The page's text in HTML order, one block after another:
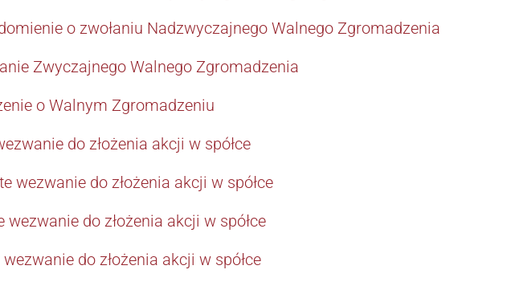
o zwołaniu Nadzwyczajnego Walnego Zgromadzenia
Zwyczajnego Walnego Zgromadzenia
o Walnym Zgromadzeniu
do złożenia akcji w spółce
wezwanie do złożenia akcji w spółce
wezwanie do złożenia akcji w spółce
do złożenia akcji w spółce